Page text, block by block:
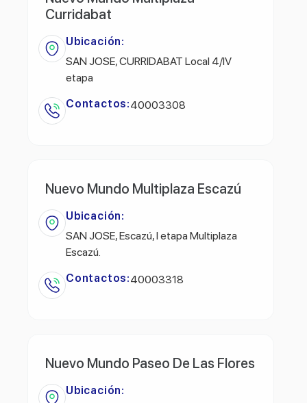
Curridabat
Ubicación:
SAN JOSE, CURRIDABAT Local 4/lV
etapa
Contactos:40003308
Nuevo Mundo Multiplaza Escazú
Ubicación:
SAN JOSE, Escazú, l etapa Multiplaza
Escazú.
Contactos:40003318
Nuevo Mundo Paseo De Las Flores
Ubicación: